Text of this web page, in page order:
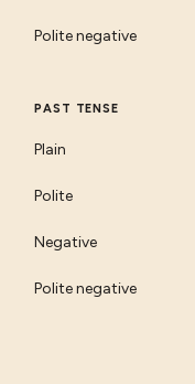
Polite negative
PAST TENSE
Plain
Polite
Negative
Polite negative